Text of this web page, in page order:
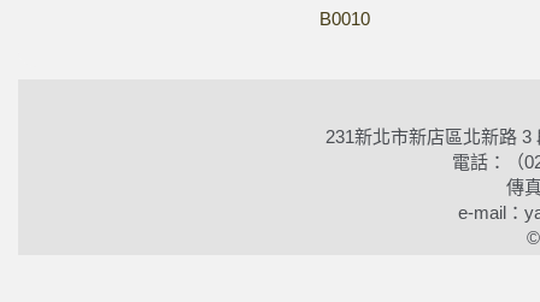
B0010
231新北市新店區北新路
電話：（
傳
e-mail：